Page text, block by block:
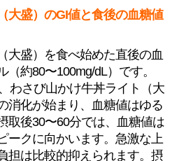
大盛）のGI値と食後の血糖値
大盛）を食べ始めた直後の血
約80〜100mg/dL）です。
わさび山かけ牛丼ライト（大
消化が始まり、血糖値はゆる
取後30〜60分では、血糖値は
ークに向かいます。急激な上
担は比較的抑えられます。摂